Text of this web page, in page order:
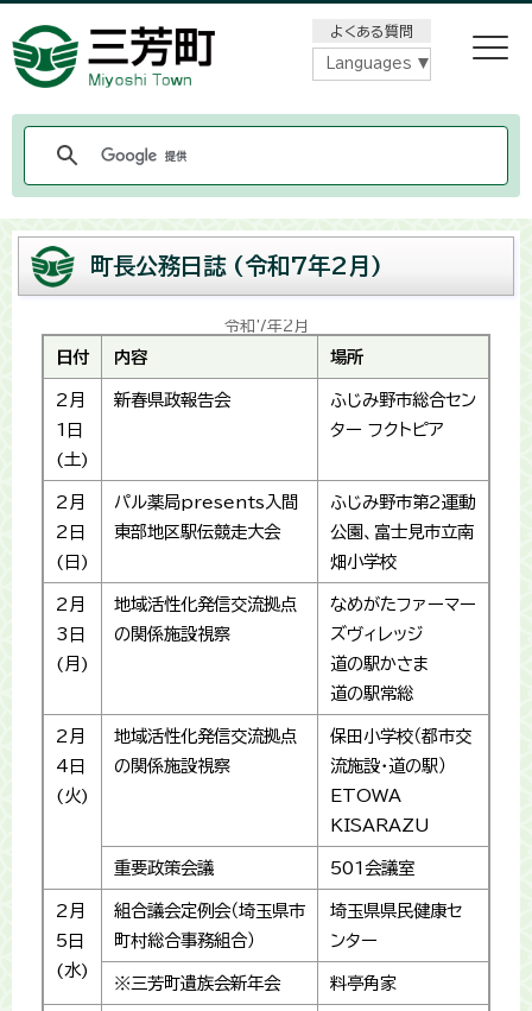
よくある質問
Languages
町長公務日誌 (令和7年2月)
令和7年2月
日付 内容 場所
2月
1日
(土)
新春県政報告会
ふじみ野市総合セン
ター フクトピア
2月
2日
(日)
パル薬局presents入間
東部地区駅伝競走大会
ふじみ野市第2運動
公園、富士見市立南
畑小学校
2月
3日
(月)
地域活性化発信交流拠点
の関係施設視察
なめがたファーマー
ズヴィレッジ
道の駅かさま
道の駅常総
2月
4日
(火)
地域活性化発信交流拠点
の関係施設視察
保田小学校（都市交
流施設・道の駅）
ETOWA
KISARAZU
重要政策会議 501会議室
2月
5日
(水)
組合議会定例会（埼玉県市
町村総合事務組合）
埼玉県県民健康セ
ンター
※三芳町遺族会新年会 料亭角家